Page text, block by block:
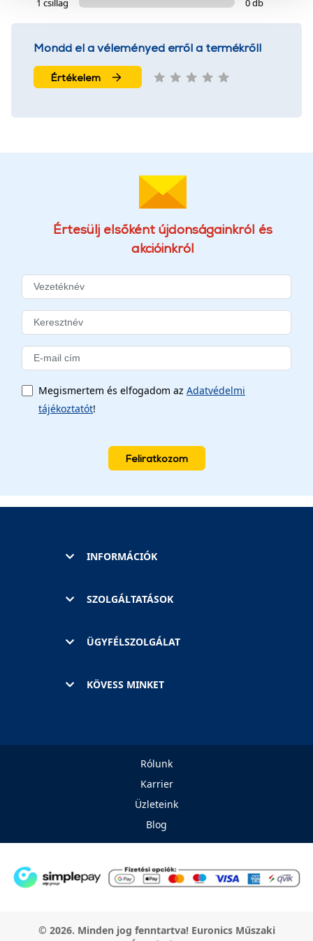
szolgáltatásaink biztosításához szükségesek. Az oldal
1 csillag
0 db
Mondd el a véleményed erről a termékről!
Értékelem
Értesülj elsőként újdonságainkról és
akcióinkról
Megismertem és elfogadom az Adatvédelmi
tájékoztatót!
Feliratkozom
INFORMÁCIÓK
SZOLGÁLTATÁSOK
ÜGYFÉLSZOLGÁLAT
KÖVESS MINKET
Rólunk
Karrier
Üzleteink
Blog
© 2026. Minden jog fenntartva! Euronics Műszaki